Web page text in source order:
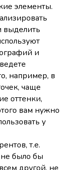
элементы.
выделить
и
например, в
чаще
оттенки,
вам нужно
у
т.е.
было бы